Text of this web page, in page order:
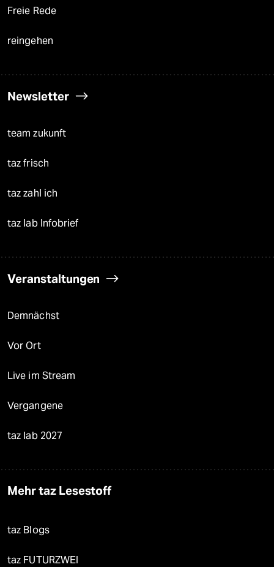
Freie Rede
reingehen
Newsletter
team zukunft
taz frisch
taz zahl ich
taz lab Infobrief
Veranstaltungen
Demnächst
Vor Ort
Live im Stream
Vergangene
taz lab 2027
Mehr taz Lesestoff
taz Blogs
taz FUTURZWEI